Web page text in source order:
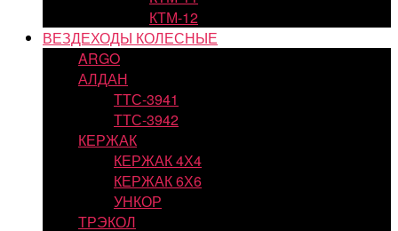
КТМ-12
ВЕЗДЕХОДЫ КОЛЕСНЫЕ
ARGO
АЛДАН
ТТС-3941
ТТС-3942
КЕРЖАК
КЕРЖАК 4Х4
КЕРЖАК 6Х6
УНКОР
ТРЭКОЛ